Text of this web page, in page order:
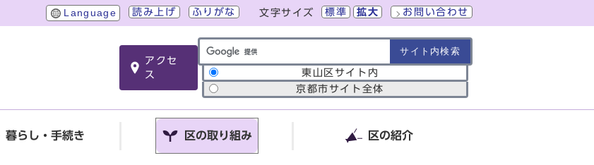
Language 読み上げ ふりがな 文字サイズ 標準 拡大 お問い合わせ
アクセ
ス
サイト内検索の範囲 東山区サイト内
京都市サイト全体
暮らし・手続き 区の取り組み 区の紹介